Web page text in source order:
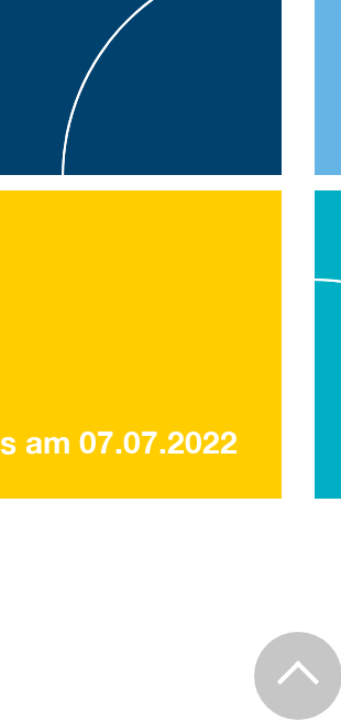
am 07.07.2022